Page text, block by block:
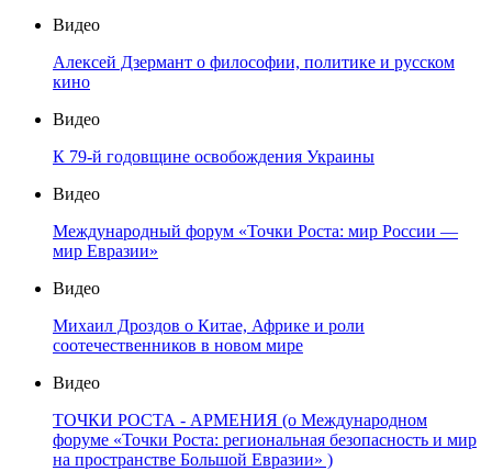
Видео
Алексей Дзермант о философии, политике и русском
кино
Видео
К 79-й годовщине освобождения Украины
Видео
Международный форум «Точки Роста: мир России —
мир Евразии»
Видео
Михаил Дроздов о Китае, Африке и роли
соотечественников в новом мире
Видео
ТОЧКИ РОСТА - АРМЕНИЯ (о Международном
форуме «Точки Роста: региональная безопасность и мир
на пространстве Большой Евразии» )